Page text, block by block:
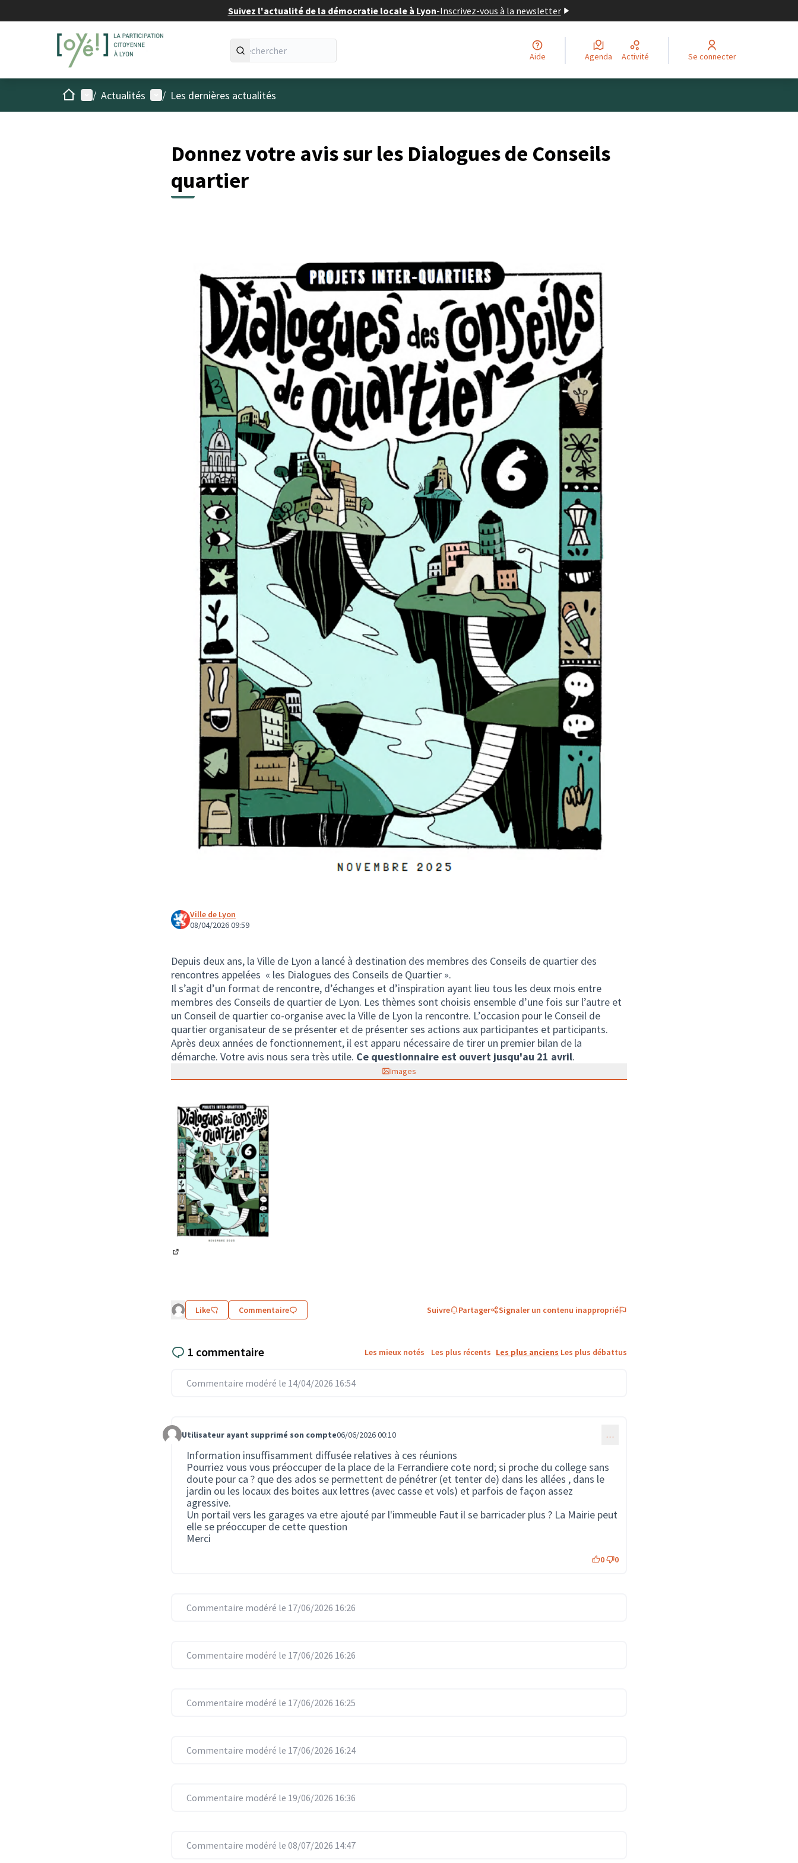
Suivez l'actualité de la démocratie locale à Lyon-Inscrivez-vous à la newsletter
Aide Agenda Activité Se connecter
AccueilMenu principal
/ Actualités Menu utilisateur
/ Les dernières actualités
Donnez votre avis sur les Dialogues de Conseils
quartier
Ville de Lyon
08/04/2026 09:59
Depuis deux ans, la Ville de Lyon a lancé à destination des membres des Conseils de quartier des
rencontres appelées « les Dialogues des Conseils de Quartier ».
Il s’agit d’un format de rencontre, d’échanges et d’inspiration ayant lieu tous les deux mois entre
membres des Conseils de quartier de Lyon. Les thèmes sont choisis ensemble d’une fois sur l’autre et
un Conseil de quartier co-organise avec la Ville de Lyon la rencontre. L’occasion pour le Conseil de
quartier organisateur de se présenter et de présenter ses actions aux participantes et participants.
Après deux années de fonctionnement, il est apparu nécessaire de tirer un premier bilan de la
démarche. Votre avis nous sera très utile. Ce questionnaire est ouvert jusqu'au 21 avril.
Images
Like Commentaire Suivre Partager Signaler un contenu inapproprié
1 commentaire Les mieux notés Les plus récents Les plus anciens Les plus débattus
Commentaire modéré le 14/04/2026 16:54
Commentaire 4130
Utilisateur ayant supprimé son compte06/06/2026 00:10 …
Information insuffisamment diffusée relatives à ces réunions
Pourriez vous vous préoccuper de la place de la Ferrandiere cote nord; si proche du college sans
doute pour ca ? que des ados se permettent de pénétrer (et tenter de) dans les allées , dans le
jardin ou les locaux des boites aux lettres (avec casse et vols) et parfois de façon assez
agressive.
Un portail vers les garages va etre ajouté par l'immeuble Faut il se barricader plus ? La Mairie peut
elle se préoccuper de cette question
Merci
0 0
Commentaire modéré le 17/06/2026 16:26
Commentaire modéré le 17/06/2026 16:26
Commentaire modéré le 17/06/2026 16:25
Commentaire modéré le 17/06/2026 16:24
Commentaire modéré le 19/06/2026 16:36
Commentaire modéré le 08/07/2026 14:47